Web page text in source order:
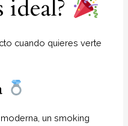
ideal?
cuando quieres verte
un smoking